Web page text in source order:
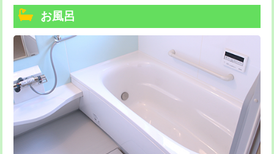
トーラー機使用/3mまで
追加トーラー機使用/3m超え
カメラ調査 33,000円
桝清掃 8,800円
止水・漏水調査・防水処理・清掃・修
理・調整・分解・加工など（軽作業）
お風呂